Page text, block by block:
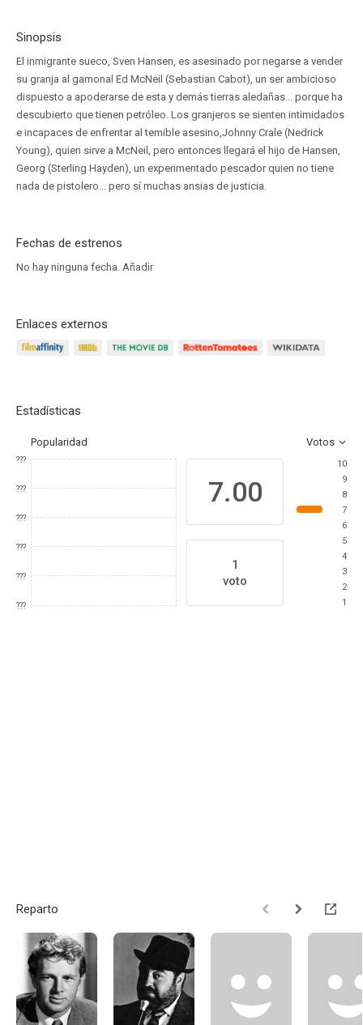
Sinopsis
El inmigrante sueco, Sven Hansen, es asesinado por negarse a vender
su granja al gamonal Ed McNeil (Sebastian Cabot), un ser ambicioso
dispuesto a apoderarse de esta y demás tierras aledañas... porque ha
descubierto que tienen petróleo. Los granjeros se sienten intimidados
e incapaces de enfrentar al temible asesino,Johnny Crale (Nedrick
Young), quien sirve a McNeil, pero entonces llegará el hijo de Hansen,
Georg (Sterling Hayden), un experimentado pescador quien no tiene
nada de pistolero... pero sí muchas ansias de justicia.
Fechas de estrenos
No hay ninguna fecha. Añadir
Enlaces externos
Estadísticas
Popularidad Votos
???
???
???
???
???
???
7.00
1
voto
10
9
8
7
6
5
4
3
2
1
Reparto